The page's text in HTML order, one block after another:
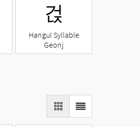
걵
Hangul Syllable
Geonj